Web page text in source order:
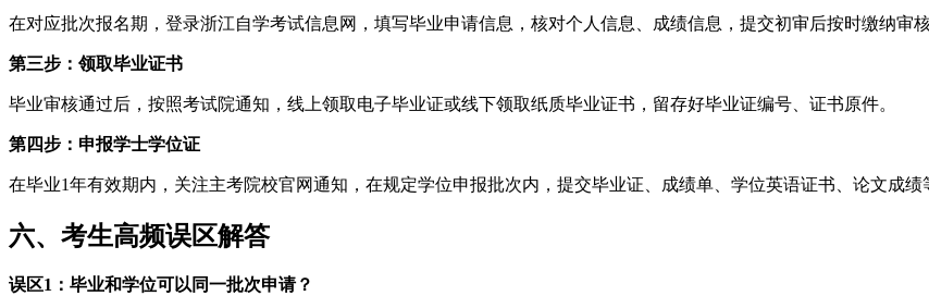
在对应批次报名期，登录浙江自学考试信息网，填写毕业申请信息，核对个人信息、成绩信息，提交初审后按时缴纳审
第三步：领取毕业证书
毕业审核通过后，按照考试院通知，线上领取电子毕业证或线下领取纸质毕业证书，留存好毕业证编号、证书原件。
第四步：申报学士学位证
在毕业1年有效期内，关注主考院校官网通知，在规定学位申报批次内，提交毕业证、成绩单、学位英语证书、论文成绩
六、考生高频误区解答
误区1：毕业和学位可以同一批次申请？